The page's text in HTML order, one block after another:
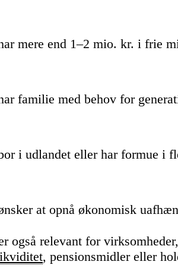
mere end 1–2 mio. kr. i frie
familie med behov for
i udlandet eller har formue i
at opnå økonomisk
også relevant for
, pensionsmidler eller